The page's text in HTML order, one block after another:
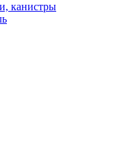
канистры